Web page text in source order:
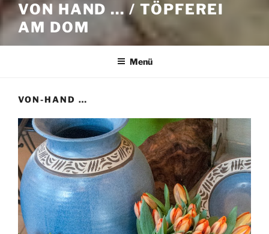
VON HAND … / TÖPFEREI
AM DOM
Menü
VON-HAND …